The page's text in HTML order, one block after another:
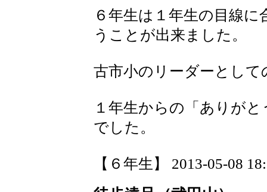
６年生は１年生の目線
うことが出来ました。
古市小のリーダーとし
１年生からの「ありが
でした。
【６年生】 2013-05-08